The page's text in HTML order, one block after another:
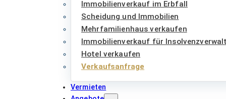
Immobilienverkauf im Erbfall
Scheidung und Immobilien
Mehrfamilienhaus verkaufen
Immobilienverkauf für
Hotel verkaufen
Verkaufsanfrage
Vermieten